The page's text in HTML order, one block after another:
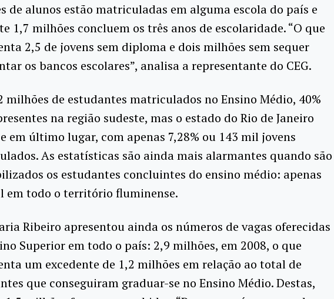
de alunos estão matriculadas em alguma escola do país e
1,7 milhões concluem os três anos de escolaridade. “O que
2,5 de jovens sem diploma e dois milhões sem sequer
os bancos escolares”, analisa a representante do CEG.
milhões de estudantes matriculados no Ensino Médio, 40%
na região sudeste, mas o estado do Rio de Janeiro
em último lugar, com apenas 7,28% ou 143 mil jovens
As estatísticas são ainda mais alarmantes quando são
os estudantes concluintes do ensino médio: apenas
em todo o território fluminense.
Ribeiro apresentou ainda os números de vagas oferecidas
Superior em todo o país: 2,9 milhões, em 2008, o que
um excedente de 1,2 milhões em relação ao total de
que conseguiram graduar-se no Ensino Médio. Destas,